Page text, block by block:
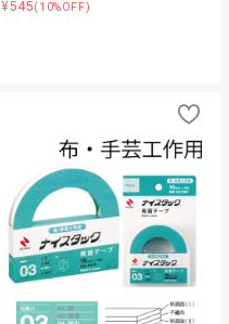
¥545(10%OFF)